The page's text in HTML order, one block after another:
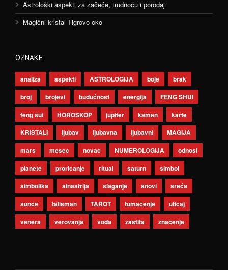
Astrološki aspekti za začeće, trudnoću i porođaj
Magični kristal Tigrovo oko
OZNAKE
analiza aspekti ASTROLOGIJA boje
brak
broj
brojevi budućnost energija
FENG SHUI
feng šui
HOROSKOP jupiter kamen
karte
KRISTALI
ljubav ljubavna ljubavni
MAGIJA
mars
mesec novac NUMEROLOGIJA
odnosi
planete
proricanje ritual saturn
simbol
simbolika
sinastrija slaganje snovi
sreća
sunce
talisman TAROT tumačenje
uticaj
venera
verovanja voda zaštita značenje